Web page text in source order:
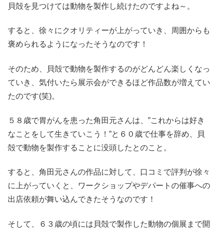
貝殻を見つけては動物を製作し続けたのですよね～。
すると、徐々にクオリティーが上がっていき、周囲からも
褒められるようになったそうなのです！
そのため、貝殻で動物を製作するのがどんどん楽しくなっ
ていき、気付いたら展示会ができるほど作品数が増えてい
たのです(笑)。
５８歳で胃がんを患った角田元さんは、”これからは好き
なことをして生きていこう！”と６０歳で仕事を辞め、貝
殻で動物を製作することに没頭したとのこと。
すると、角田元さんの作品に対して、口コミで評判が徐々
に上がっていくと、ワークショップやデパートの催事への
出店依頼が舞い込んできたそうなのです！
そして、６３歳の頃には貝殻で製作した動物の個展まで開